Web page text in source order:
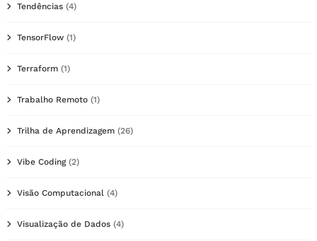
Tendências (4)
TensorFlow (1)
Terraform (1)
Trabalho Remoto (1)
Trilha de Aprendizagem (26)
Vibe Coding(2)
Visão Computacional (4)
Visualização de Dados (4)